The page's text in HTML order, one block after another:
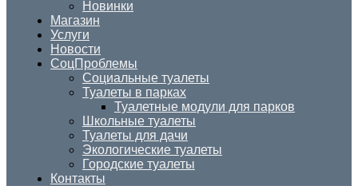
Новинки
Магазин
Услуги
Новости
СоцПроблемы
Социальные туалеты
Туалеты в парках
Туалетные модули для парков
Школьные туалеты
Туалеты для дачи
Экологические туалеты
Городские туалеты
Контакты